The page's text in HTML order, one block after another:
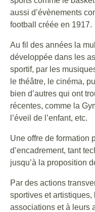
aussi d’évènements
football créée en 1917.
Au fil des années la
développée dans les
sportif, par les
le théâtre, le cinéma,
bien d’autres qui ont
récentes, comme la
l’éveil de l’enfant, etc.
Une offre de formation
d’encadrement, tant
jusqu’à la proposition
Par des actions
sportives et
associations et à leurs